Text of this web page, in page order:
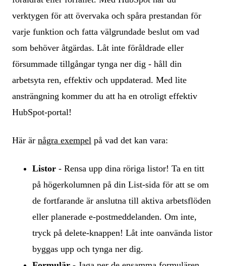
verktygen för att övervaka och spåra prestandan för
varje funktion och fatta välgrundade beslut om vad
som behöver åtgärdas. Låt inte föråldrade eller
försummade tillgångar tynga ner dig - håll din
arbetsyta ren, effektiv och uppdaterad. Med lite
ansträngning kommer du att ha en otroligt effektiv
HubSpot-portal!
Här är några exempel på vad det kan vara:
Listor - Rensa upp dina röriga listor! Ta en titt
på högerkolumnen på din List-sida för att se om
de fortfarande är anslutna till aktiva arbetsflöden
eller planerade e-postmeddelanden. Om inte,
tryck på delete-knappen! Låt inte oanvända listor
byggas upp och tynga ner dig.